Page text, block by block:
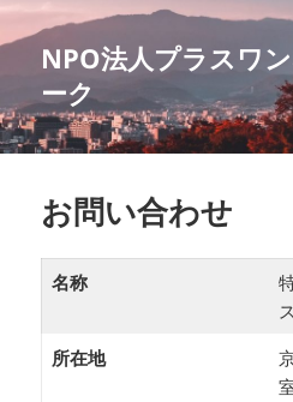
NPO法人プラスワ
ーク
お問い合わせ
名称
所在地